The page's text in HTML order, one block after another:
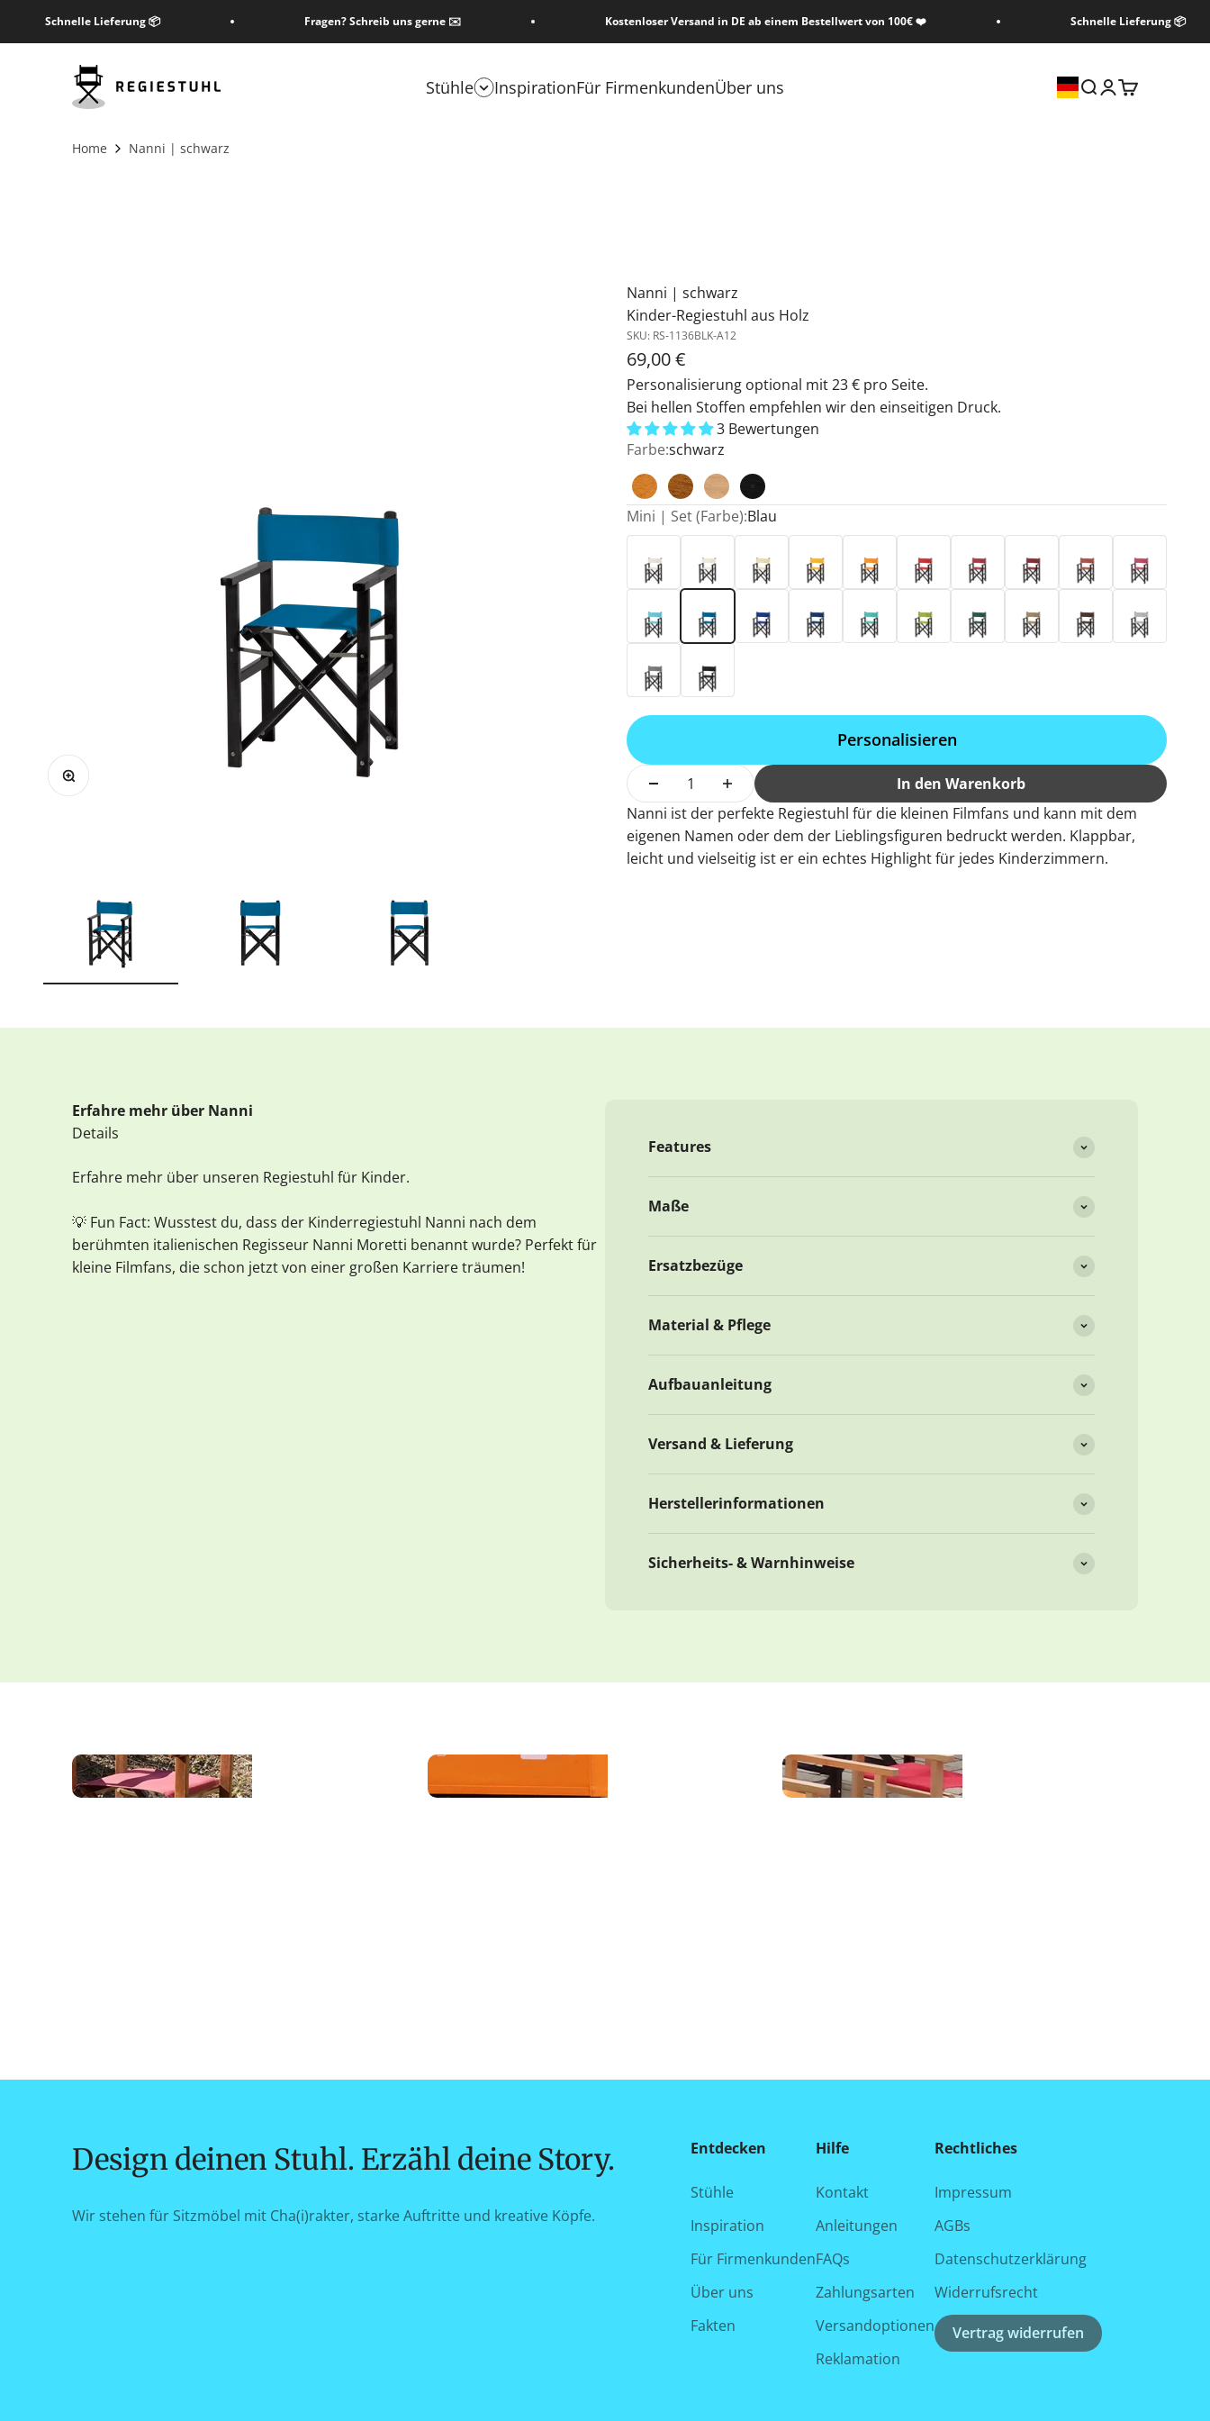
Schnelle Lieferung 📦 Fragen? Schreib uns gerne ✉️ Kostenloser Versand in DE ab einem Bestellwert von 100€ ❤️ Schnelle Lieferung 📦
Stühle InspirationFür FirmenkundenÜber uns
Regiestuhl Shop
SucheAnmelden
Warenkorb
Home Nanni | schwarz
Bild vergrößern
Nanni | schwarz
Kinder-Regiestuhl aus Holz
SKU: RS-1136BLK-A12
Angebot
69,00 €
Personalisierung optional mit 23 € pro Seite.
Bei hellen Stoffen empfehlen wir den einseitigen Druck.
3 Bewertungen
Farbe:schwarz
brandybraunnaturschwarz
Mini | Set (Farbe):Blau
Personalisieren
In den Warenkorb
Nanni ist der perfekte Regiestuhl für die kleinen Filmfans und kann mit dem
eigenen Namen oder dem der Lieblingsfiguren bedruckt werden. Klappbar,
leicht und vielseitig ist er ein echtes Highlight für jedes Kinderzimmern.
Erfahre mehr über Nanni
Details
Erfahre mehr über unseren Regiestuhl für Kinder.
💡 Fun Fact: Wusstest du, dass der Kinderregiestuhl Nanni nach dem
berühmten italienischen Regisseur Nanni Moretti benannt wurde? Perfekt für
kleine Filmfans, die schon jetzt von einer großen Karriere träumen!
Features
Maße
Ersatzbezüge
Material & Pflege
Aufbauanleitung
Versand & Lieferung
Herstellerinformationen
Sicherheits- & Warnhinweise
Design deinen Stuhl. Erzähl deine Story.
Wir stehen für Sitzmöbel mit Cha(i)rakter, starke Auftritte und kreative Köpfe.
Entdecken
Stühle
Inspiration
Für Firmenkunden
Über uns
Fakten
Hilfe
Kontakt
Anleitungen
FAQs
Zahlungsarten
Versandoptionen
Reklamation
Rechtliches
Impressum
AGBs
Datenschutzerklärung
Widerrufsrecht
Vertrag widerrufen